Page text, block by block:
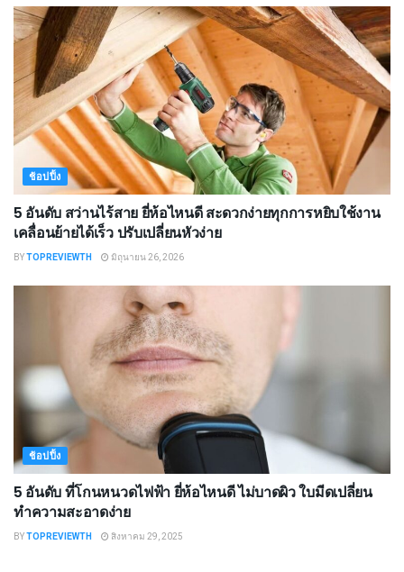
ช้อปปิ้ง
5 อันดับ สว่านไร้สาย ยี่ห้อไหนดี สะดวกง่ายทุกการหยิบใช้งาน
เคลื่อนย้ายได้เร็ว ปรับเปลี่ยนหัวง่าย
BYTOPREVIEWTH มิถุนายน 26, 2026
ช้อปปิ้ง
5 อันดับ ที่โกนหนวดไฟฟ้า ยี่ห้อไหนดี ไม่บาดผิว ใบมีดเปลี่ยน
ทำความสะอาดง่าย
BYTOPREVIEWTH สิงหาคม 29, 2025